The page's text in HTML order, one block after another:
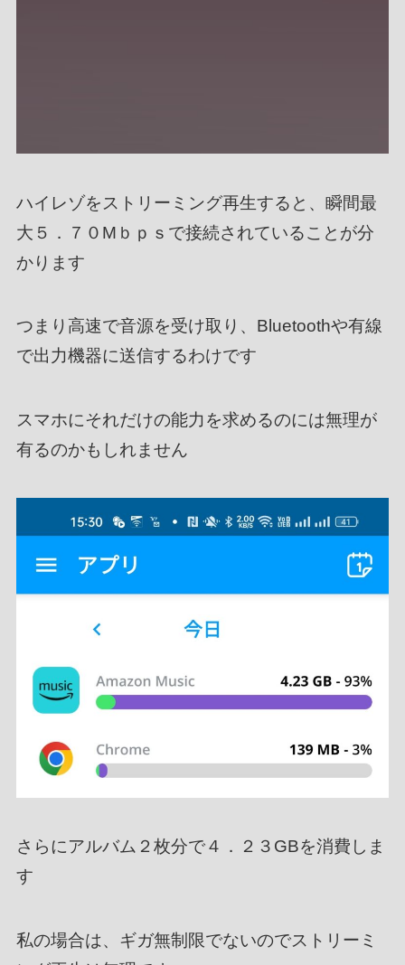
ハイレゾをストリーミング再生すると、瞬間最
大５．７０Mｂｐｓで接続されていることが分
かります
つまり高速で音源を受け取り、Bluetoothや有線
で出力機器に送信するわけです
スマホにそれだけの能力を求めるのには無理が
有るのかもしれません
さらにアルバム２枚分で４．２３GBを消費しま
す
私の場合は、ギガ無制限でないのでストリーミ